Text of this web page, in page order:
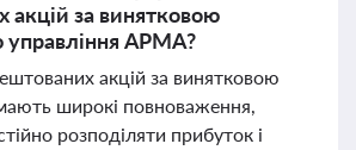
акцій за винятковою
АРМА?
акцій за винятковою
широкі повноваження,
розподіляти прибуток і